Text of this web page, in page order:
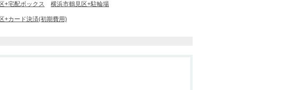
+宅配ボックス 横浜市鶴見区+駐輪場
+カード決済(初期費用)